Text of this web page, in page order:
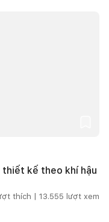
thiết kế theo khí hậu
thích | 13.555 lượt xem